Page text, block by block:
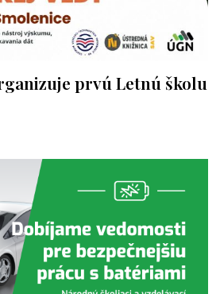
prvú Letnú školu